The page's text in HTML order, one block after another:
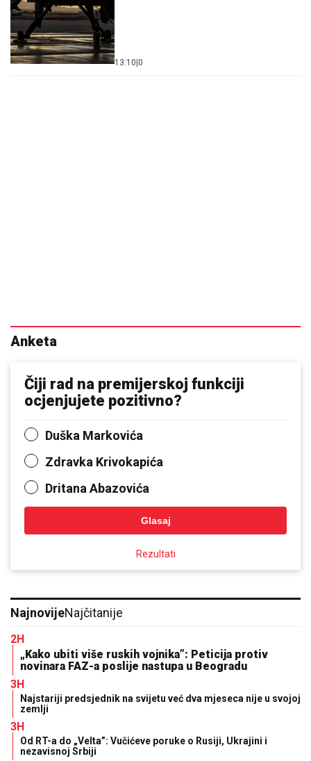
13:10|0
Anketa
Čiji rad na premijerskoj funkciji
ocjenjujete pozitivno?
Duška Markovića
Zdravka Krivokapića
Dritana Abazovića
Glasaj
Rezultati
NajnovijeNajčitanije
2H
„Kako ubiti više ruskih vojnika”: Peticija protiv
novinara FAZ-a poslije nastupa u Beogradu
3H
Najstariji predsjednik na svijetu već dva mjeseca nije u svojoj
zemlji
3H
Od RT-a do „Velta”: Vučićeve poruke o Rusiji, Ukrajini i
nezavisnoj Srbiji